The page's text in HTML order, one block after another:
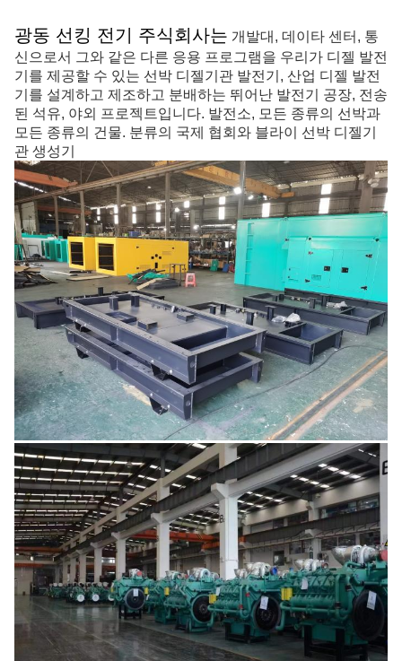
광동 선킹 전기 주식회사는 개발대, 데이타 센터, 통
신으로서 그와 같은 다른 응용 프로그램을 우리가 디젤 발전
기를 제공할 수 있는 선박 디젤기관 발전기, 산업 디젤 발전
기를 설계하고 제조하고 분배하는 뛰어난 발전기 공장, 전송
된 석유, 야외 프로젝트입니다. 발전소, 모든 종류의 선박과
모든 종류의 건물. 분류의 국제 협회와 블라이 선박 디젤기
관 생성기